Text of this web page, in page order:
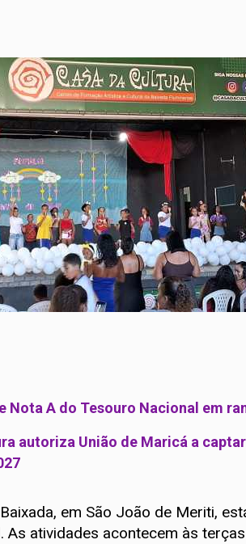
Nota A do Tesouro Nacional em
autoriza União de Maricá a
em São João de Meriti,
As atividades acontecem às